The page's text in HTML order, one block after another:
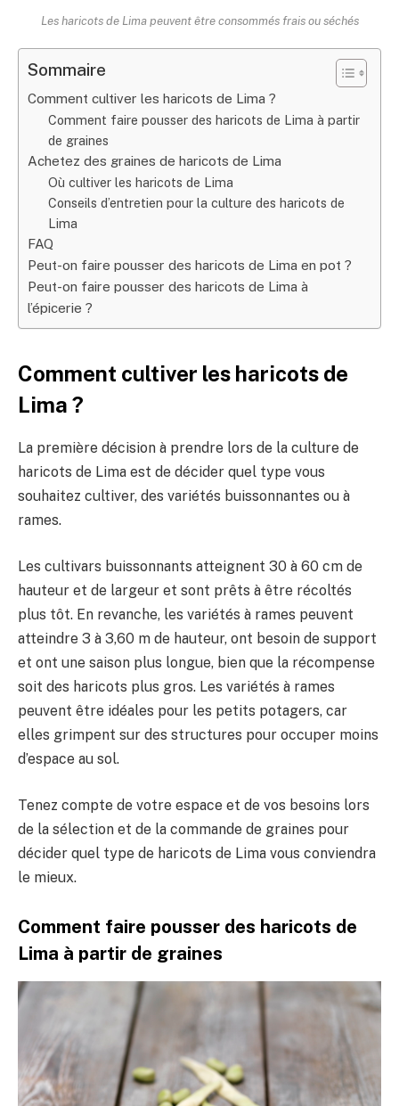
Les haricots de Lima peuvent être consommés frais ou séchés
Sommaire
Comment cultiver les haricots de Lima ?
Comment faire pousser des haricots de Lima à partir
de graines
Achetez des graines de haricots de Lima
Où cultiver les haricots de Lima
Conseils d’entretien pour la culture des haricots de
Lima
FAQ
Peut-on faire pousser des haricots de Lima en pot ?
Peut-on faire pousser des haricots de Lima à
l’épicerie ?
Comment cultiver les haricots de
Lima ?
La première décision à prendre lors de la culture de
haricots de Lima est de décider quel type vous
souhaitez cultiver, des variétés buissonnantes ou à
rames.
Les cultivars buissonnants atteignent 30 à 60 cm de
hauteur et de largeur et sont prêts à être récoltés
plus tôt. En revanche, les variétés à rames peuvent
atteindre 3 à 3,60 m de hauteur, ont besoin de support
et ont une saison plus longue, bien que la récompense
soit des haricots plus gros. Les variétés à rames
peuvent être idéales pour les petits potagers, car
elles grimpent sur des structures pour occuper moins
d’espace au sol.
Tenez compte de votre espace et de vos besoins lors
de la sélection et de la commande de graines pour
décider quel type de haricots de Lima vous conviendra
le mieux.
Comment faire pousser des haricots de
Lima à partir de graines